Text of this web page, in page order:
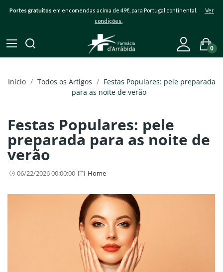
Portes gratuitos em encomendas acima de 49€, para Portugal continental. Ver
condições.
0
Início Todos os Artigos
Festas Populares: pele preparada
para as noite de verão
Festas Populares: pele
preparada para as noite de
verão
06/22/2026 00:00:00 Home